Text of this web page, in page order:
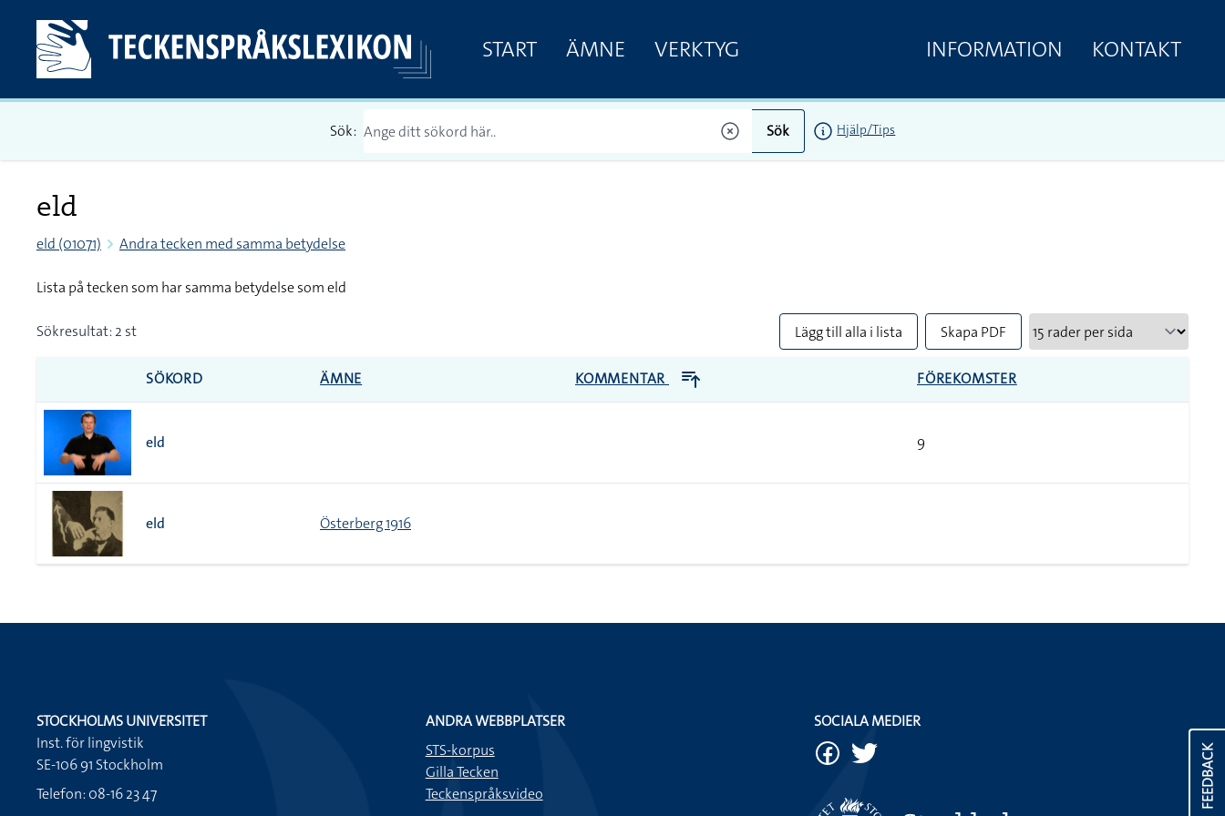
START ÄMNE VERKTYG INFORMATION KONTAKT
Sök: Sök Hjälp/Tips
eld
eld (01071) Andra tecken med samma betydelse
Lista på tecken som har samma betydelse som eld
Sökresultat: 2 st Lägg till alla i lista Skapa PDF
SÖKORD ÄMNE KOMMENTAR FÖREKOMSTER
eld 9
eld Österberg 1916
FEEDBACK
STOCKHOLMS UNIVERSITET
Inst. för lingvistik
SE-106 91 Stockholm
Telefon: 08-16 23 47
ANDRA WEBBPLATSER
STS-korpus
Gilla Tecken
Teckenspråksvideo
SOCIALA MEDIER